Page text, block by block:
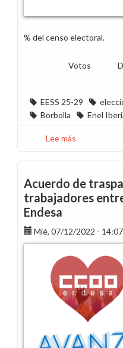
% del censo electoral.
Votos
EESS 25-29
Borbolla
Enel
Lee más
su
en
Iberia
Sevilla
Acuerdo de
trabajadores
Endesa
Mié, 07/12/2022 - 14:07